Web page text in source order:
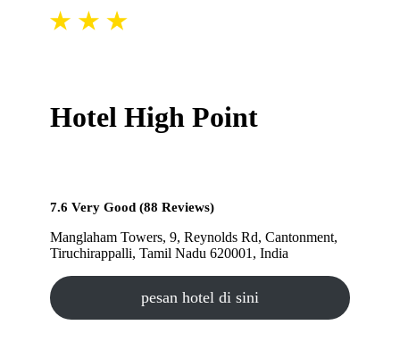
Hotel High Point
7.6 Very Good (88 Reviews)
Manglaham Towers, 9, Reynolds Rd, Cantonment,
Tiruchirappalli, Tamil Nadu 620001, India
pesan hotel di sini